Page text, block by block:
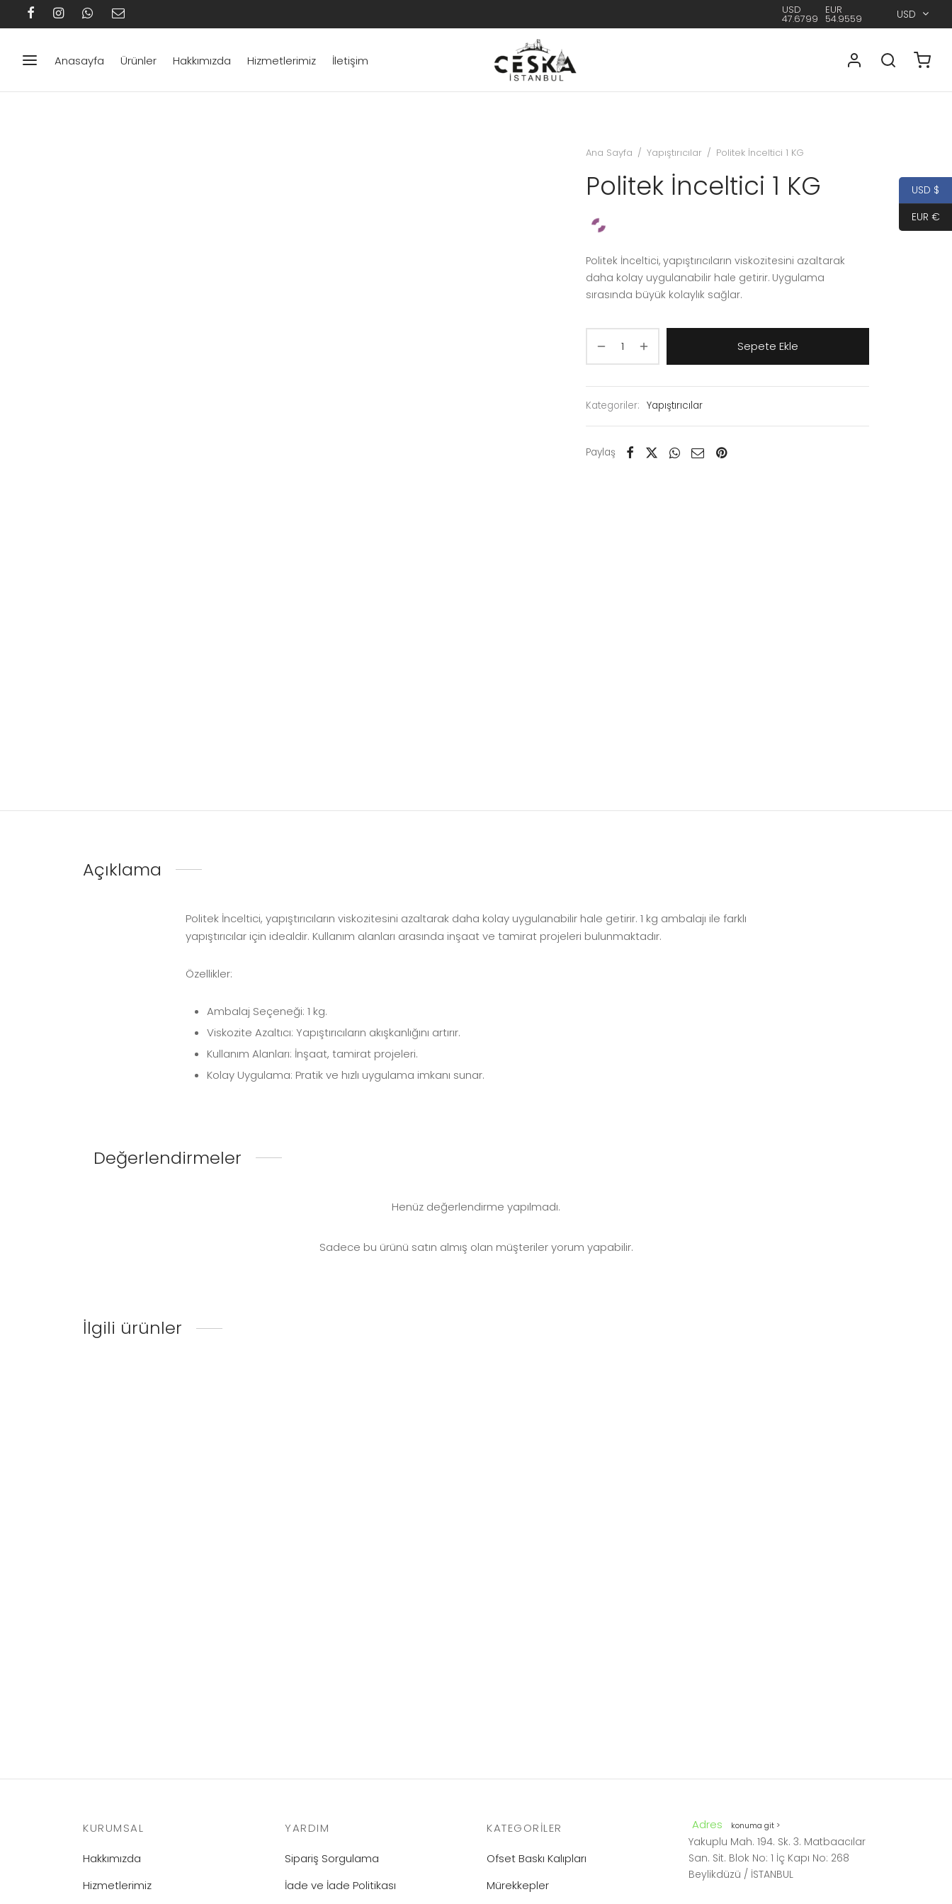
USD
47.6799
EUR
54.9559 USD
Anasayfa Ürünler Hakkımızda Hizmetlerimiz İletişim
Ana Sayfa / Yapıştırıcılar / Politek İnceltici 1 KG
Politek İnceltici 1 KG
Politek İnceltici, yapıştırıcıların viskozitesini azaltarak
daha kolay uygulanabilir hale getirir. Uygulama
sırasında büyük kolaylık sağlar.
Sepete Ekle
Kategoriler: Yapıştırıcılar
Paylaş
Açıklama
Politek İnceltici, yapıştırıcıların viskozitesini azaltarak daha kolay uygulanabilir hale getirir. 1 kg ambalajı ile farklı
yapıştırıcılar için idealdir. Kullanım alanları arasında inşaat ve tamirat projeleri bulunmaktadır.
Özellikler:
Ambalaj Seçeneği: 1 kg.
Viskozite Azaltıcı: Yapıştırıcıların akışkanlığını artırır.
Kullanım Alanları: İnşaat, tamirat projeleri.
Kolay Uygulama: Pratik ve hızlı uygulama imkanı sunar.
Değerlendirmeler
Henüz değerlendirme yapılmadı.
Sadece bu ürünü satın almış olan müşteriler yorum yapabilir.
İlgili ürünler
KURUMSAL
Hakkımızda
Hizmetlerimiz
YARDIM
Sipariş Sorgulama
İade ve İade Politikası
KATEGORILER
Ofset Baskı Kalıpları
Mürekkepler
Adres konuma git >
Yakuplu Mah. 194. Sk. 3. Matbaacılar
San. Sit. Blok No: 1 İç Kapı No: 268
Beylikdüzü / İSTANBUL
USD $
EUR €